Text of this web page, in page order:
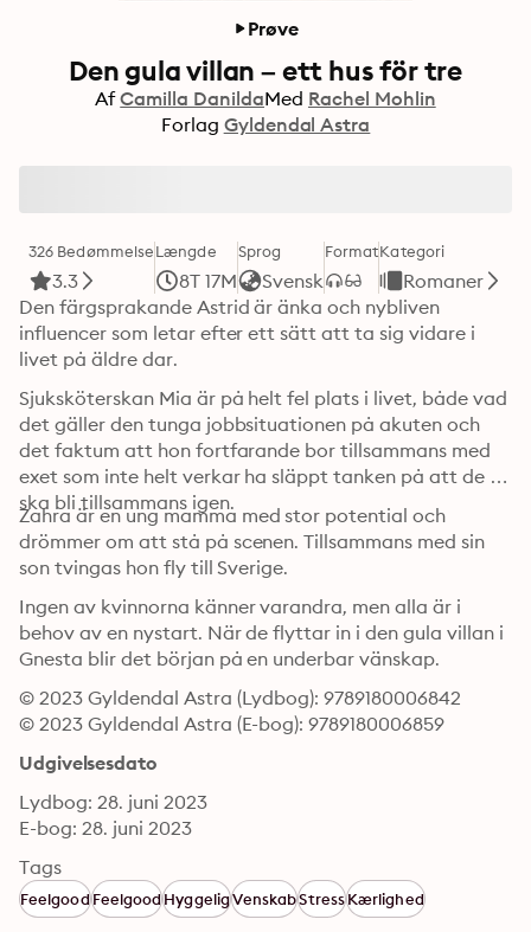
Prøve
Den gula villan – ett hus för tre
Af Camilla DanildaMed Rachel Mohlin
Forlag Gyldendal Astra
326 Bedømmelse
3.3
Længde
8T 17M
Sprog
Svensk
FormatKategori
Romaner
Den färgsprakande Astrid är änka och nybliven
influencer som letar efter ett sätt att ta sig vidare i
livet på äldre dar.
Sjuksköterskan Mia är på helt fel plats i livet, både vad
det gäller den tunga jobbsituationen på akuten och
det faktum att hon fortfarande bor tillsammans med
exet som inte helt verkar ha släppt tanken på att de
ska bli tillsammans igen.
Zahra är en ung mamma med stor potential och
drömmer om att stå på scenen. Tillsammans med sin
son tvingas hon fly till Sverige.
Ingen av kvinnorna känner varandra, men alla är i
behov av en nystart. När de flyttar in i den gula villan i
Gnesta blir det början på en underbar vänskap.
© 2023 Gyldendal Astra (Lydbog): 9789180006842
© 2023 Gyldendal Astra (E-bog): 9789180006859
Udgivelsesdato
Lydbog: 28. juni 2023
E-bog: 28. juni 2023
Tags
FeelgoodFeelgoodHyggeligVenskabStressKærlighed